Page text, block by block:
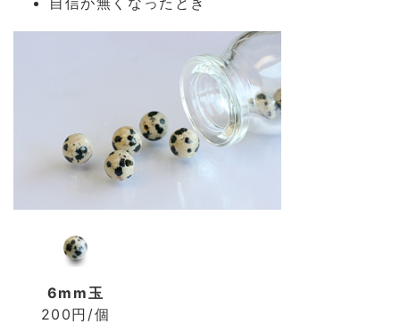
6mm玉
200円/個